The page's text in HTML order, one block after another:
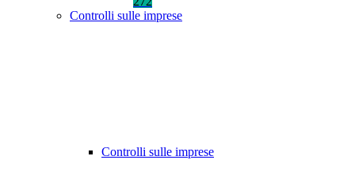
Controlli sulle imprese
Controlli sulle imprese